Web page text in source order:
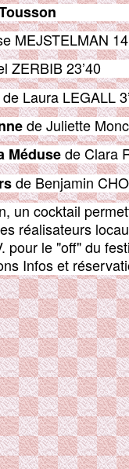
MEJSTELMAN
ZERBIB 23’40
de Laura LEGALL 3’
de Juliette
Méduse de Clara
de Benjamin
un cocktail
réalisateurs
pour le "off" du
Infos et